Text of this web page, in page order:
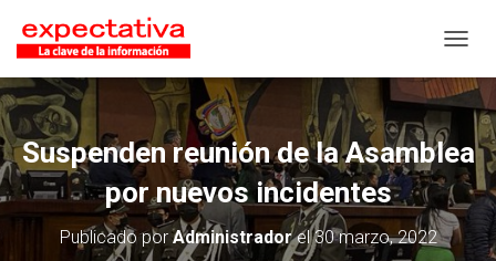
Suspenden reunión de la Asamblea
por nuevos incidentes
Publicado porAdministradorel30 marzo, 2022